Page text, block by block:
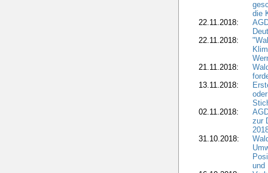
die
22.11.2018:
22.11.2018:
21.11.2018:
13.11.2018:
02.11.2018:
zur
31.10.2018:
und